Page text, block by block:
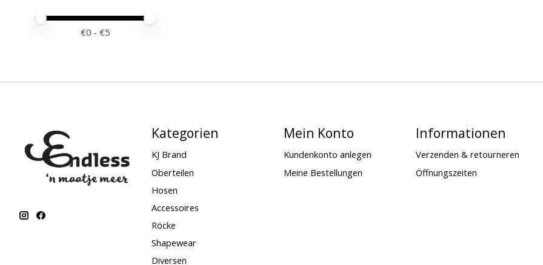
Preis – Mindestwert
Price maximum value
€0 - €5
Kategorien
KJ Brand
Oberteilen
Hosen
Accessoires
Röcke
Shapewear
Diversen
Mein Konto
Kundenkonto anlegen
Meine Bestellungen
Informationen
Verzenden & retourneren
Öffnungszeiten